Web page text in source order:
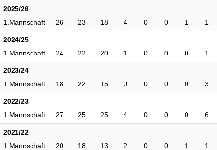
2025/26
1.Mannschaft
26 23 18 4 0 0 1 1
2024/25
1.Mannschaft
24 22 20 1 0 0 0 1
2023/24
1.Mannschaft
18 22 15 0 0 0 0 3
2022/23
1.Mannschaft
27 25 25 4 0 0 0 6
2021/22
1.Mannschaft
20 18 13 2 0 0 1 1